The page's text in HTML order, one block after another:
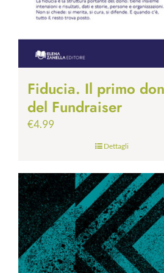
Fiducia. Il primo
del Fundraiser
€4.99
Dettagli